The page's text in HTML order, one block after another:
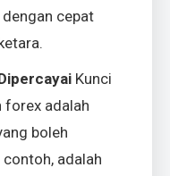
cepat
Kunci
forex adalah
boleh
adalah